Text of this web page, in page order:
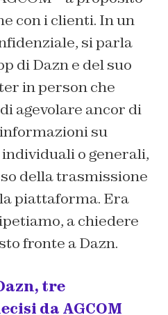
con i clienti. In un
si parla
di Dazn e del suo
in person che
agevolare ancor di
su
o generali,
della trasmissione
piattaforma. Era
a chiedere
fronte a Dazn.
tre
da AGCOM